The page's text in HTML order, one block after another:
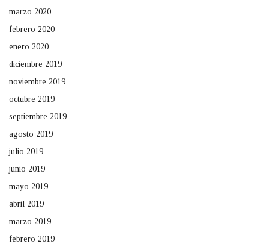
marzo 2020
febrero 2020
enero 2020
diciembre 2019
noviembre 2019
octubre 2019
septiembre 2019
agosto 2019
julio 2019
junio 2019
mayo 2019
abril 2019
marzo 2019
febrero 2019